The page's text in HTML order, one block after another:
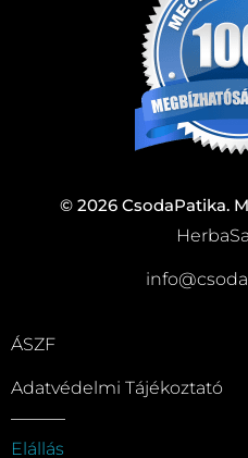
© 2026 CsodaPatika.
ÁSZF
Adatvédelmi Tájékoztató
Elállás